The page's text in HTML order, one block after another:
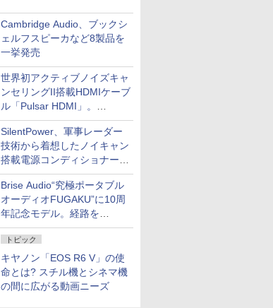
Cambridge Audio、ブックシ
ェルフスピーカなど8製品を
一挙発売
世界初アクティブノイズキャ
ンセリングII搭載HDMIケーブ
ル「Pulsar HDMI」。
SilentPowerから
SilentPower、軍事レーダー
技術から着想したノイキャン
搭載電源コンディショナー
「AC iPurifier2」
Brise Audio“究極ポータブル
オーディオFUGAKU”に10周
年記念モデル。経路を
NISHIKIで統一。400万円
トピック
キヤノン「EOS R6 V」の使
命とは? スチル機とシネマ機
の間に広がる動画ニーズ